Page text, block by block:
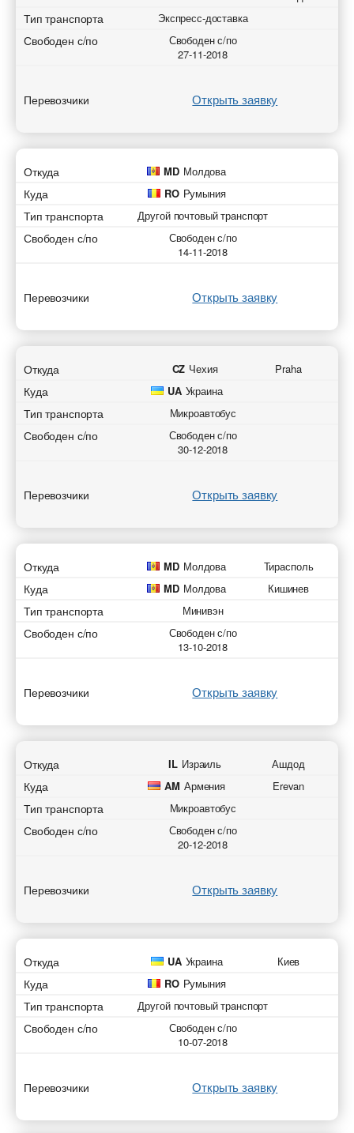
Тип транспорта Экспресс-доставка
Свободен с/по
Свободен с/по
27-11-2018
Перевозчики Открыть заявку
Откуда MD Молдова
Куда RO Румыния
Тип транспорта Другой почтовый транспорт
Свободен с/по
Свободен с/по
14-11-2018
Перевозчики Открыть заявку
Откуда CZ Чехия Praha
Куда UA Украина
Тип транспорта Микроавтобус
Свободен с/по
Свободен с/по
30-12-2018
Перевозчики Открыть заявку
Откуда MD Молдова Тирасполь
Куда MD Молдова Кишинев
Тип транспорта Минивэн
Свободен с/по
Свободен с/по
13-10-2018
Перевозчики Открыть заявку
Откуда IL Израиль Ашдод
Куда AM Армения Erevan
Тип транспорта Микроавтобус
Свободен с/по
Свободен с/по
20-12-2018
Перевозчики Открыть заявку
Откуда UA Украина Киев
Куда RO Румыния
Тип транспорта Другой почтовый транспорт
Свободен с/по
Свободен с/по
10-07-2018
Перевозчики Открыть заявку